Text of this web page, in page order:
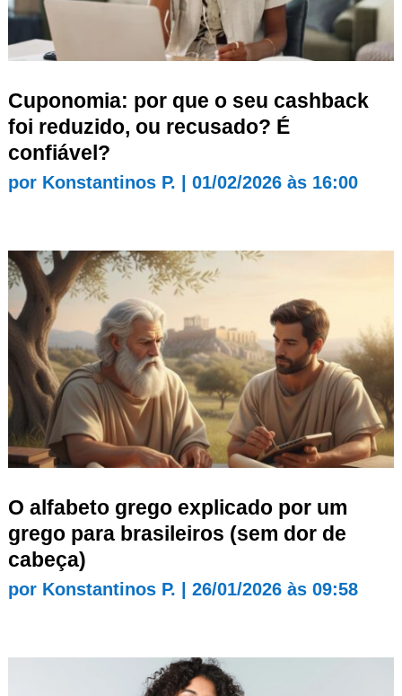
Cuponomia: por que o seu cashback
foi reduzido, ou recusado? É
confiável?
por Konstantinos P. 01/02/2026 às 16:00
O alfabeto grego explicado por um
grego para brasileiros (sem dor de
cabeça)
por Konstantinos P. 26/01/2026 às 09:58